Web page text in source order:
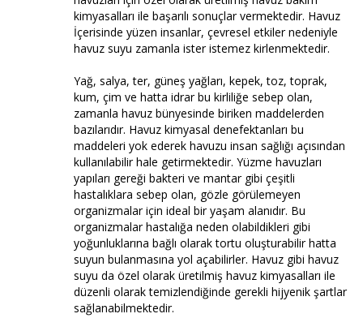
kimyasalları ile başarılı sonuçlar vermektedir. Havuz
İçerisinde yüzen insanlar, çevresel etkiler nedeniyle
havuz suyu zamanla ister istemez kirlenmektedir.
Yağ, salya, ter, güneş yağları, kepek, toz, toprak,
kum, çim ve hatta idrar bu kirliliğe sebep olan,
zamanla havuz bünyesinde biriken maddelerden
bazılarıdır. Havuz kimyasal denefektanları bu
maddeleri yok ederek havuzu insan sağlığı açısından
kullanılabilir hale getirmektedir. Yüzme havuzları
yapıları gereği bakteri ve mantar gibi çeşitli
hastalıklara sebep olan, gözle görülemeyen
organizmalar için ideal bir yaşam alanıdır. Bu
organizmalar hastalığa neden olabildikleri gibi
yoğunluklarına bağlı olarak tortu oluşturabilir hatta
suyun bulanmasına yol açabilirler. Havuz gibi havuz
suyu da özel olarak üretilmiş havuz kimyasalları ile
düzenli olarak temizlendiğinde gerekli hijyenik şartlar
sağlanabilmektedir.